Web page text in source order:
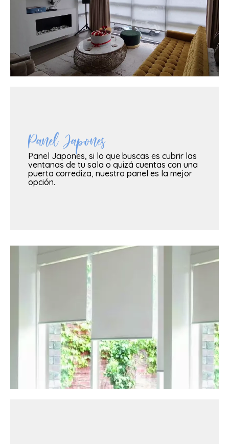
Cortinas en Ondas Clasicas
Nuestra propia versión de las Cortinas en Ondas, esta
Panel Japones
Panel Japones, si lo que buscas es cubrir las
ventanas de tu sala o quizá cuentas con una
puerta corrediza, nuestro panel es la mejor
opción.
VER MAS
Cortinas Blackout
Blackout, ambientes realmente oscuros, solicita nuestro
moderno sistema de rieles para obtener 100% de